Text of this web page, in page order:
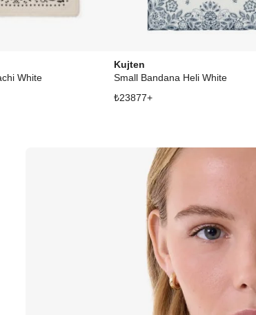
White
Kujten
Small Bandana Heli White
₺23877+